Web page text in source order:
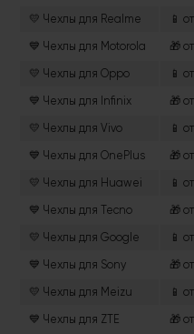
💛 Чехлы для Realme 📱
💙 Чехлы для Motorola 🎁
💛 Чехлы для Oppo 📱
💙 Чехлы для Infinix 🎁
💛 Чехлы для Vivo 📱
💙 Чехлы для OnePlus 🎁
💛 Чехлы для Huawei 📱
💙 Чехлы для Tecno 🎁
💛 Чехлы для Google 📱
💙 Чехлы для Sony 🎁
💛 Чехлы для Meizu 📱
💙 Чехлы для ZTE 🎁